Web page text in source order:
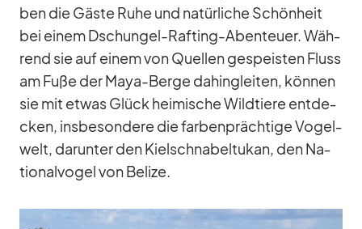
ben die Gäste Ruhe und na­tür­li­che Schön­heit
bei ei­nem Dschun­gel-Raf­ting-Aben­teuer. Wäh­
rend sie auf ei­nem von Quel­len ge­speis­ten Fluss
am Fuße der Maya-Berge da­hin­glei­ten, kön­nen
sie mit et­was Glück hei­mi­sche Wild­tiere ent­de­
cken, ins­be­son­dere die far­ben­präch­tige Vo­gel­
welt, dar­un­ter den Kiel­schna­bel­tu­kan, den Na­
tio­nal­vo­gel von Be­lize.